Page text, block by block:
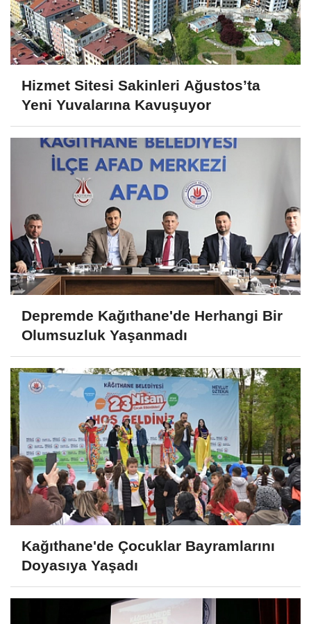
Hizmet Sitesi Sakinleri Ağustos’ta
Yeni Yuvalarına Kavuşuyor
Depremde Kağıthane'de Herhangi Bir
Olumsuzluk Yaşanmadı
Kağıthane'de Çocuklar Bayramlarını
Doyasıya Yaşadı